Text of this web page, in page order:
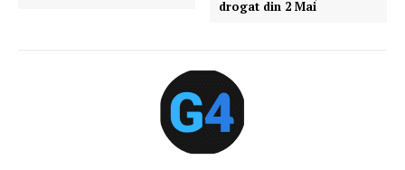
drogat din 2 Mai